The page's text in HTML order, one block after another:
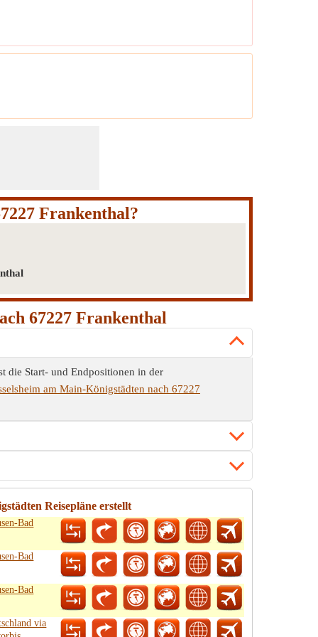
Frankenthal?
67227 Frankenthal
die Start- und Endpositionen in der
am Main-Königstädten nach 67227
Reisepläne erstellt
Bad
Bad
Bad
via